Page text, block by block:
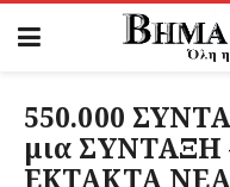
550.000
μια ΣΥΝΤΑΞΗ
ΕΚΤΑΚΤΑ ΝΕΑ